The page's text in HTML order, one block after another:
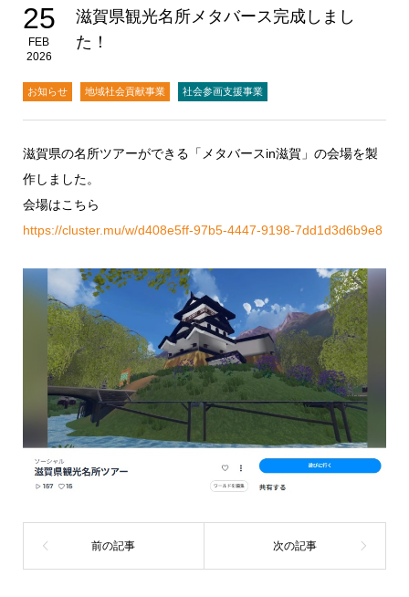
25
FEB
2026
滋賀県観光名所メタバース完成しまし
た！
お知らせ 地域社会貢献事業 社会参画支援事業
滋賀県の名所ツアーができる「メタバースin滋賀」の会場を製
作しました。
会場はこちら
https://cluster.mu/w/d408e5ff-97b5-4447-9198-7dd1d3d6b9e8